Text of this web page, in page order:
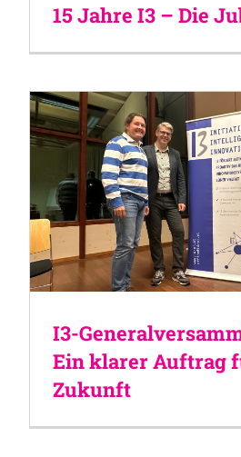
15 Jahre I3 – Die
I3-
Ein klarer Auftrag
Zukunft